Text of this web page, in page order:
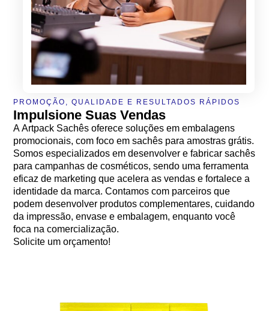
PROMOÇÃO, QUALIDADE E RESULTADOS RÁPIDOS
Impulsione Suas Vendas
AArtpack Sachês oferece soluções emembalagens
promocionais, com foco em sachês para amostras grátis.
Somos especializados em desenvolver e fabricar sachês
para campanhas de cosméticos, sendo uma ferramenta
eficaz de marketing que acelera as vendas e fortalece a
identidade da marca. Contamos com parceiros que
podem desenvolver produtos complementares, cuidando
da impressão, envase e embalagem, enquanto você
foca na comercialização.
Solicite um orçamento!